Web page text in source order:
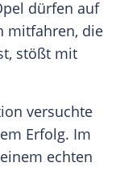
dürfen auf
mitfahren, die
stößt mit
versuchte
Erfolg. Im
echten